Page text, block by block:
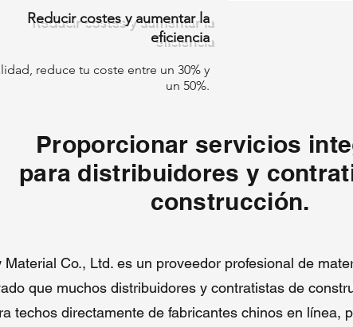
techado TPOa precios competitivos mientras
Proporcionamos soluciones a medida para satisfacer
opciones de refuerzo y propiedades de superficie.
volúmenes de pedido más pequeños, nuestro modelo de
flexible apoya las necesidades personalizadas como
TPOpara mercados internacionales.
Compromiso con la Calidad y Confianza
Al servir a clientes globales, respaldamos nuestros
plazo.
Reducir costes y aumentar la
eficiencia
reduce tu coste entre un 30% y
un 50%.
Proporcionar servicios
para distribuidores y
construcción.
Co., Ltd. es un proveedor profesional de
que muchos distribuidores y contratistas de
techos directamente de fabricantes chinos en línea,